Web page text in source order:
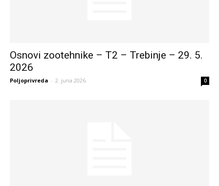
Osnovi zootehnike – T2 – Trebinje – 29. 5.
2026
Poljoprivreda - 2. juna 2026. 0